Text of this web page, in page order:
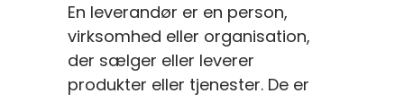
En leverandør er en person,
virksomhed eller organisation,
der sælger eller leverer
produkter eller tjenester. De er